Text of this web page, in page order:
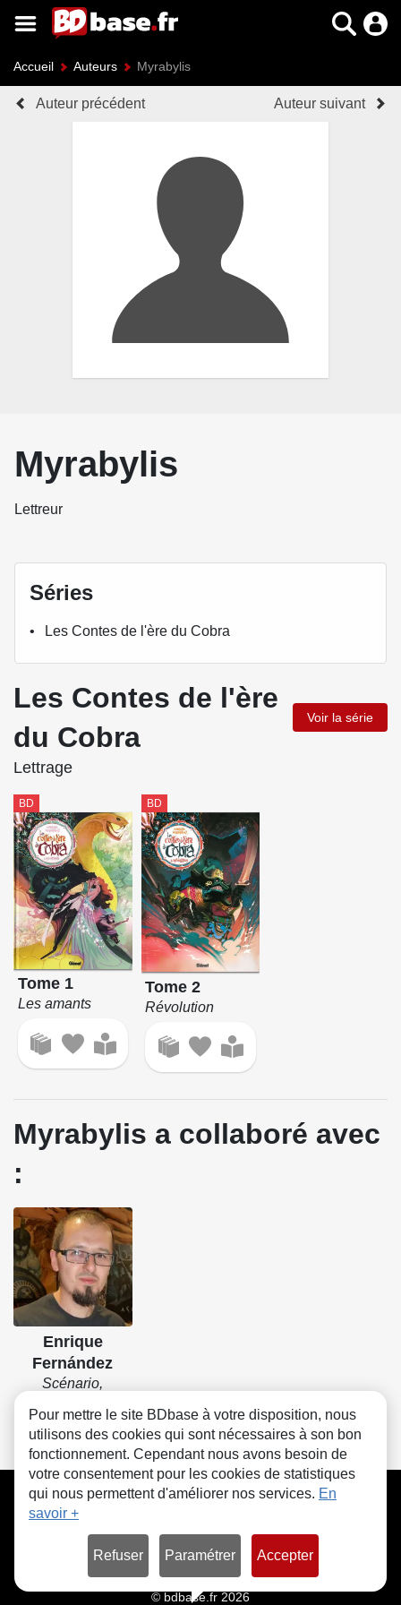
Accueil Auteurs Myrabylis
Auteur précédent Auteur suivant
Myrabylis
Lettreur
Séries
Les Contes de l'ère du Cobra
Les Contes de l'ère
du Cobra
Voir la série
Lettrage
BD
Tome 1
Les amants
BD
Tome 2
Révolution
Myrabylis a collaboré avec
:
Enrique
Fernández
Scénario,
CGU FAQ Contact Cookies
© bdbase.fr 2026
Pour mettre le site BDbase à votre disposition, nous
utilisons des cookies qui sont nécessaires à son bon
fonctionnement. Cependant nous avons besoin de
votre consentement pour les cookies de statistiques
qui nous permettent d'améliorer nos services. En
savoir +
Refuser Paramétrer Accepter